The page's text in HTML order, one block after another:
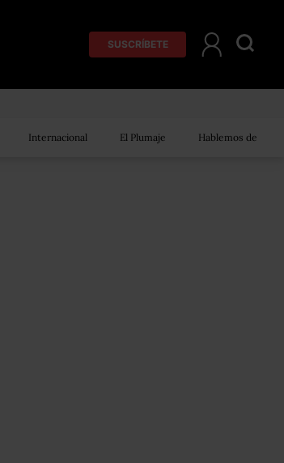
SUSCRÍBETE
Internacional El Plumaje Hablemos de